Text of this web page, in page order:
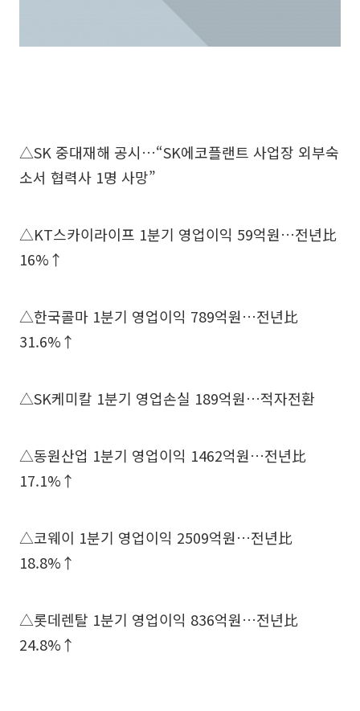
△SK 중대재해 공시…“SK에코플랜트 사업장 외부숙
소서 협력사 1명 사망”
△KT스카이라이프 1분기 영업이익 59억원…전년比
16%↑
△한국콜마 1분기 영업이익 789억원…전년比
31.6%↑
△SK케미칼 1분기 영업손실 189억원…적자전환
△동원산업 1분기 영업이익 1462억원…전년比
17.1%↑
△코웨이 1분기 영업이익 2509억원…전년比
18.8%↑
△롯데렌탈 1분기 영업이익 836억원…전년比
24.8%↑